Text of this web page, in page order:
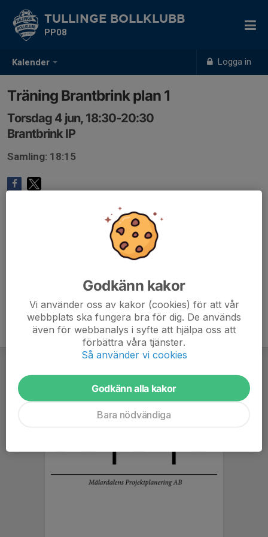
Kalender Logga in
TULLINGE BOLLKLUBB
PP08
Träning Brantbrink plan 1
Torsdag 4 jun, 18:30-20:30
Brantbrink IP
Samling: 18:15
Godkänn kakor
Vi använder oss av kakor (cookies) för att vår
webbplats ska fungera bra för dig. De används
även för webbanalys i syfte att hjälpa oss att
förbättra våra tjänster.
Så använder vi cookies
Godkänn alla kakor
Bara nödvändiga